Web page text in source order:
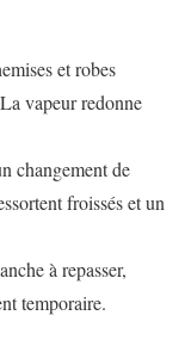
et robes
vapeur redonne
changement de
froissés et un
à repasser,
temporaire.